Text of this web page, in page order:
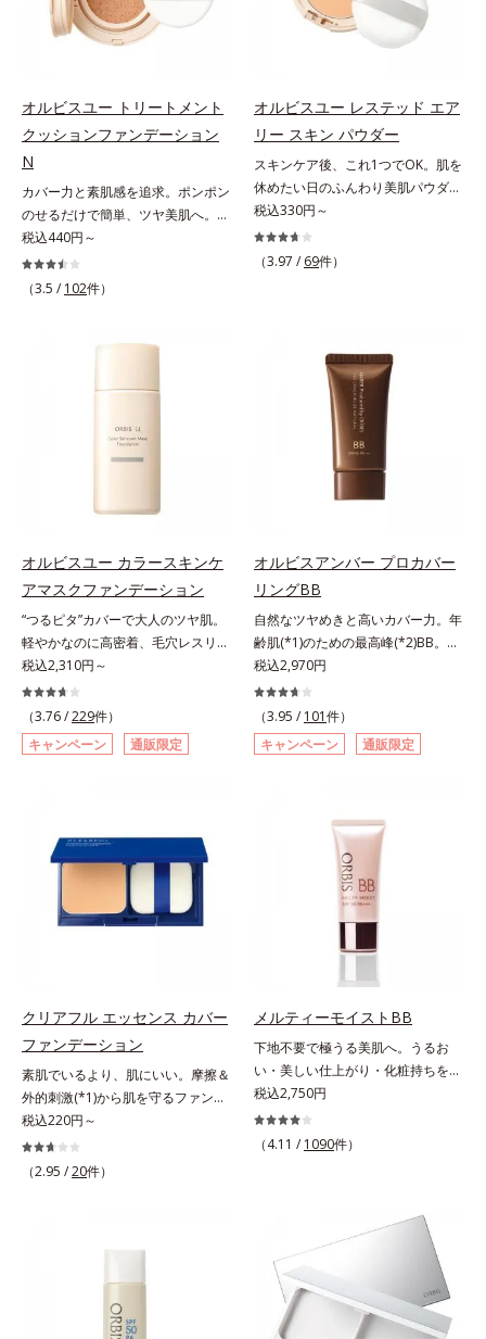
ろける保湿成分で粉体をコーティン
グ、スフレ状にする製法と美容液成
す。粉浮きや厚塗り感の少ない、リ
ァンデーションです。*1 メイク効
果による *2 保湿成分
脂や汗に濡れてもくすみにくく。2
種のパウダー(*4)がベールをまとう
じさせない、軽やかな美肌に整えま
す。SPF30・PA+++で日中の紫外線
もしっかりカットします。※外観色
や肌に塗布した直後の色が濃く見え
ますが、肌になじんだ後の色みは他
のファンデーションと同等です。*1
炭酸Ca配合＝化粧持ち向上粉体*2
（HDI/トリメチロールヘキシルラク
ゴパイト*4 密着カバーパウダー
EX（アルミナ、ヒアルロン酸
Na）、密着エアリーパウダー
EX（ポリアスパラギン酸Na、マイ
カ）配合＝仕上がり向上成分
オルビスユー トリートメント
クッションファンデーション
N
カバー力と素肌感を追求。ポンポン
のせるだけで簡単、ツヤ美肌へ。カ
バー力と素肌感を両立する、簡単ツ
ヤ美肌クッションファンデーション
です。多方向へ光を拡散し、高いソ
との親和性が高いアミノ酸系パウダ
み、厚塗り感なくピタッと密着しま
ムラなどの大人の肌悩みをポンポン
するだけで簡単にカバーし、まるで
な、うるツヤ美肌を演出します。*
良くする仕上がり向上粉体
税込440円～
（3.5 / 102件）
オルビスユー レステッド エア
リー スキン パウダー
スキンケア後、これ1つでOK。肌を
休めたい日のふんわり美肌パウダ
ー。ふんわり美肌が叶う、うるおい
パウダーです。3色の光を操るパウ
ダーがツヤと透明感を演出。ソフト
ちり・ホコリ、紫外線などの外的刺
激から肌をガードします。スキンケ
ア後にこれひとつでライトメイク効
果。クレンジング不要で、紫外線吸
収剤やグリセリン、パラベンもフリ
ー処方。肌を休ませたい日、リモー
トワークの時、近所へちょこっとお
は負担に感じる日におすすめです。
税込330円～
（3.97 / 69件）
オルビスユー カラースキンケ
アマスクファンデーション
“つるピタ”カバーで大人のツヤ肌。
軽やかなのに高密着、毛穴レスリキ
ッドファンデ。みずみずしく、とけ
込むように密着カバー毛穴レスでな
めらかな質感美へ導く、リキッドフ
ァンデーション「カバーはしたいけ
ど厚塗り感はイヤ」「素肌がもとも
を“つるん”と隠すリキッドファンデ
ーションです。年齢とともに増えて
いくお悩みを自然に隠しつつも、ま
るで“素肌美人”に見える仕上がりを
すことで、カバー粉体は薄く・均一
に凹凸へフィット。毛穴や色ムラを
カバーしながら自然な仕上がりを叶
えます。また、ファンデーションを
つけている間に保湿成分が肌へ浸透
(*2)するスキンコンディショニング
セラム設計(*3)を採用。肌に触れた
まとったような仕上がりに。*1 ス
キンフィットカラー成分（酸化チタ
ン、酸化鉄、ステアロイルグルタミ
税込2,310円～
（3.76 /229件）
キャンペーン
通販限定
オルビスアンバー プロカバー
リングBB
自然なツヤめきと高いカバー力。年
齢肌(*1)のための最高峰(*2)BB。年
齢肌(*1)のための最高峰(*2)BBクリ
ームです。肌のアラを光でふわりと
とばし、くすみや凹凸も軽やかにカ
バー。さらに厚みのあるテクスチャ
ーが均一にのび広がり、しっかりカ
悪さに対応した色設計で、白浮きせ
ずパッと明るい印象を叶えます。こ
れ1本で、日中美容クリーム・日焼
け止め・化粧下地・カラーコントロ
ール・コンシーラー・パウダー・フ
ァンデーションの7役を兼ねる多機
能BB。慌ただしい朝でもパパッと
塗るだけで、厚塗り感のない、自然
なツヤめきのある美肌に整えます。
*1 年齢を重ねた肌*2 オルビス内BB
クリームのカバー力
税込2,970円
（3.95 / 101件）
キャンペーン
通販限定
クリアフル エッセンス カバー
ファンデーション
素肌でいるより、肌にいい。摩擦＆
外的刺激(*1)から肌を守るファンデ
ーション。肌荒れやニキビがある
と、ファンデーションを塗っていい
か悩むもの。とはいえ、素肌のまま
ファンデーションで守るのがベス
ト。「クリアフル エッセンス カバ
ー ファンデーション」は紫外線吸
税込220円～
（2.95 /20件）
メルティーモイストBB
下地不要で極うる美肌へ。うるお
い・美しい仕上がり・化粧持ちを実
現。美容液製法の極上BBクリー
ム。ファンデーションに美容成分を
加える一般的な製法ではなく、美容
包み込み、高い保湿効果と均一な仕
上がり、化粧持ちを実現しました。
これ1本で、美容液・日焼け止め・
化粧下地・ファンデーション・コン
シーラー・パウダーの6役をこなす
税込2,750円
（4.11 / 1090件）